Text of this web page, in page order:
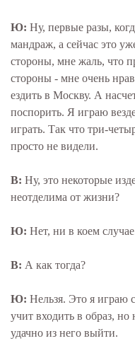
Ю: Ну, первые разы,
мандраж, а сейчас это
стороны, мне жаль, что
стороны - мне очень
ездить в Москву. А
поспорить. Я играю
играть. Так что три-
просто не видели.
В: Ну, это некоторые
неотделима от жизни?
Ю: Нет, ни в коем
В: А как тогда?
Ю: Нельзя. Это я играю
учит входить в образ, но
удачно из него выйти.